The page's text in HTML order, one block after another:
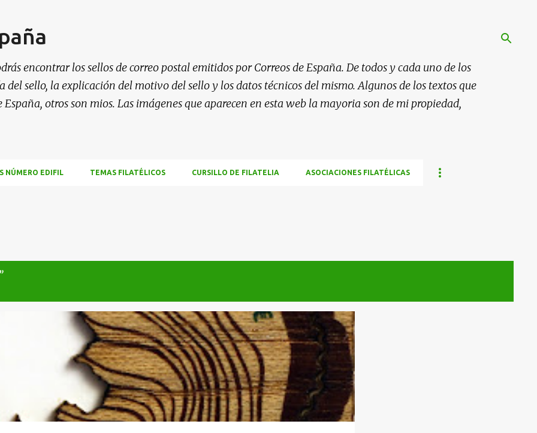
encontrar los sellos de correo postal emitidos por Correos de España. De todos y cada uno de los
sello, la explicación del motivo del sello y los datos técnicos del mismo. Algunos de los textos que
otros son mios. Las imágenes que aparecen en esta web la mayoria son de mi propiedad,
NÚMERO EDIFIL TEMAS FILATÉLICOS CURSILLO DE FILATELIA ASOCIACIONES FILATÉLICAS